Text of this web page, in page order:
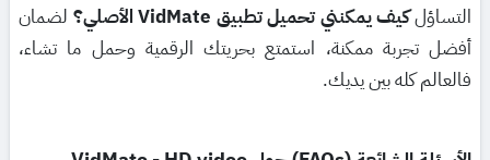
التساؤلكيف يمكنني تحميل تطبيق VidMate الأصلي؟
لضمان
أفضل تجربة ممكنة، استمتع بحريتك الرقمية وحمل ما تشاء،
فالعالم كله بين يديك.